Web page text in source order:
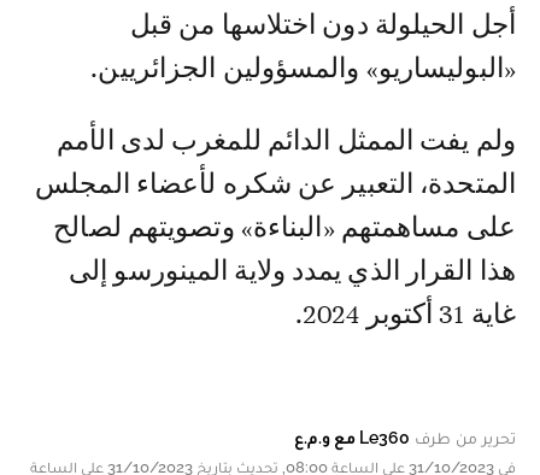
أجل الحيلولة دون اختلاسها من قبل
«البوليساريو» والمسؤولين الجزائريين.
ولم يفت الممثل الدائم للمغرب لدى الأمم
المتحدة، التعبير عن شكره لأعضاء المجلس
على مساهمتهم «البناءة» وتصويتهم لصالح
هذا القرار الذي يمدد ولاية المينورسو إلى
غاية 31 أكتوبر 2024.
تحرير من طرف Le360 مع و.م.ع
في 31/10/2023 على الساعة 08:00, تحديث بتاريخ 31/10/2023 على الساعة